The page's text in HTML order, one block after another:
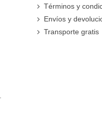
Términos y
Envíos y
Transporte gratis